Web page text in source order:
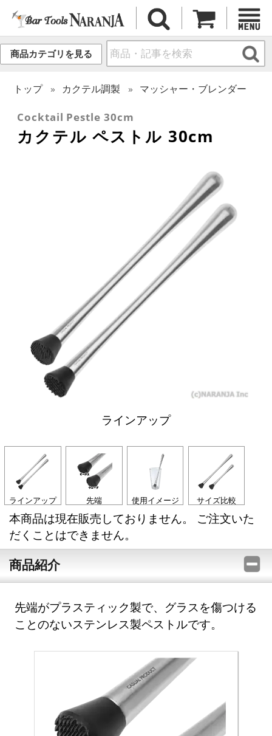
商品カテゴリを見る
トップ カクテル調製 マッシャー・ブレンダー
Cocktail Pestle 30cm
カクテル ペストル 30cm
ラインアップ
ラインアップ 先端 使用イメージ サイズ比較
本商品は現在販売しておりません。 ご注文いた
だくことはできません。
商品紹介
先端がプラスティック製で、グラスを傷つける
ことのないステンレス製ペストルです。